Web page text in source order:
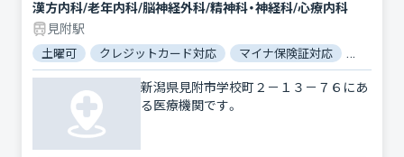
漢方内科/老年内科/脳神経外科/精神科・神経科/心療内科
見附駅
土曜可 クレジットカード対応 マイナ保険証対応
新潟県見附市学校町２－１３－７６にあ
る医療機関です。